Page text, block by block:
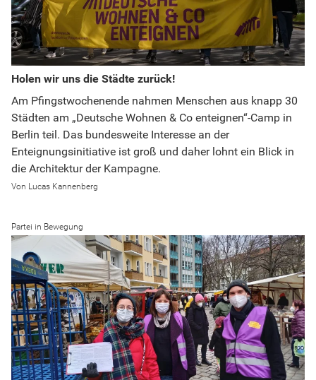
Holen wir uns die Städte zurück!
Am Pfingstwochenende nahmen Menschen aus knapp 30
Städten am „Deutsche Wohnen & Co enteignen“-Camp in
Berlin teil. Das bundesweite Interesse an der
Enteignungsinitiative ist groß und daher lohnt ein Blick in
die Architektur der Kampagne.
Lucas Kannenberg
Partei in Bewegung